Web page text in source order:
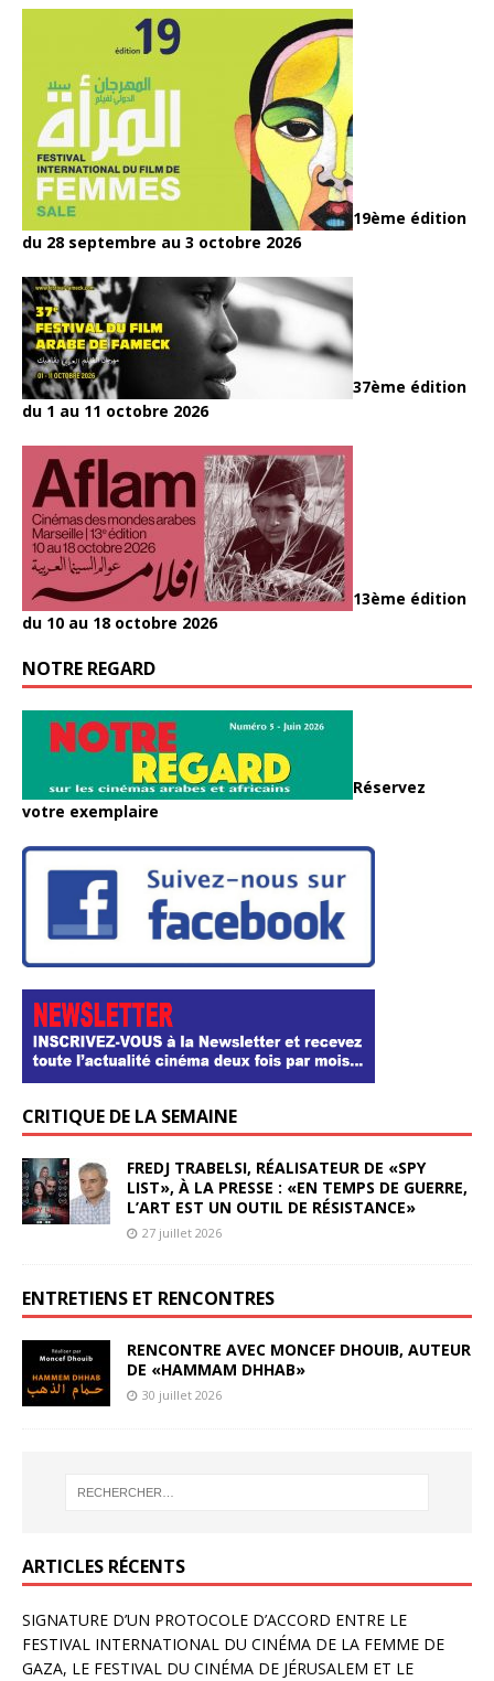
19ème édition
du 28 septembre au 3 octobre 2026
37ème édition
du 1 au 11 octobre 2026
13ème édition
du 10 au 18 octobre 2026
NOTRE REGARD
Réservez
votre exemplaire
CRITIQUE DE LA SEMAINE
FREDJ TRABELSI, RÉALISATEUR DE «SPY
LIST», À LA PRESSE : «EN TEMPS DE GUERRE,
L’ART EST UN OUTIL DE RÉSISTANCE»
27 juillet 2026
ENTRETIENS ET RENCONTRES
RENCONTRE AVEC MONCEF DHOUIB, AUTEUR
DE «HAMMAM DHHAB»
30 juillet 2026
ARTICLES RÉCENTS
SIGNATURE D’UN PROTOCOLE D’ACCORD ENTRE LE
FESTIVAL INTERNATIONAL DU CINÉMA DE LA FEMME DE
GAZA, LE FESTIVAL DU CINÉMA DE JÉRUSALEM ET LE